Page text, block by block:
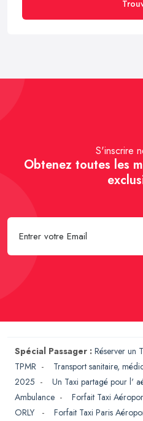
S'inscrire
Obtenez toutes les
Spécial Passager : Réserver un
TPMR - Transport sanitaire,
2025 - Un Taxi partagé pour l'
Ambulance - Forfait Taxi
ORLY
- Forfait Taxi Paris